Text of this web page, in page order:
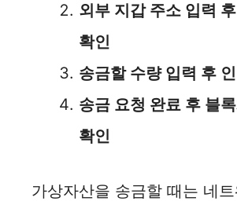
외부 지갑 주소 입력
확인
송금할 수량 입력 후
송금 요청 완료 후 블
확인
가상자산을 송금할 때는 네